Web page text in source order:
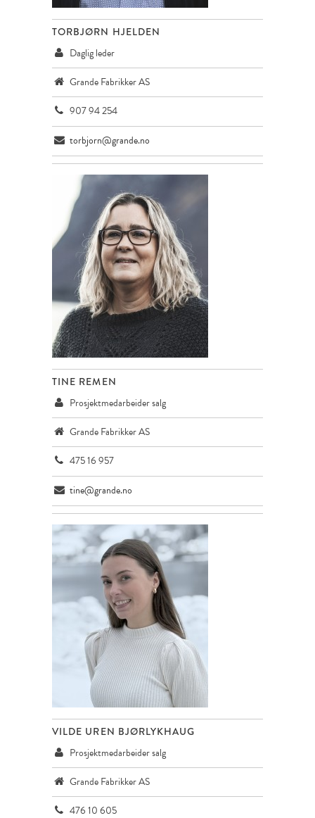
TORBJØRN HJELDEN
Daglig leder
Grande Fabrikker AS
907 94 254
torbjorn@grande.no
TINE REMEN
Prosjektmedarbeider salg
Grande Fabrikker AS
475 16 957
tine@grande.no
VILDE UREN BJØRLYKHAUG
Prosjektmedarbeider salg
Grande Fabrikker AS
476 10 605